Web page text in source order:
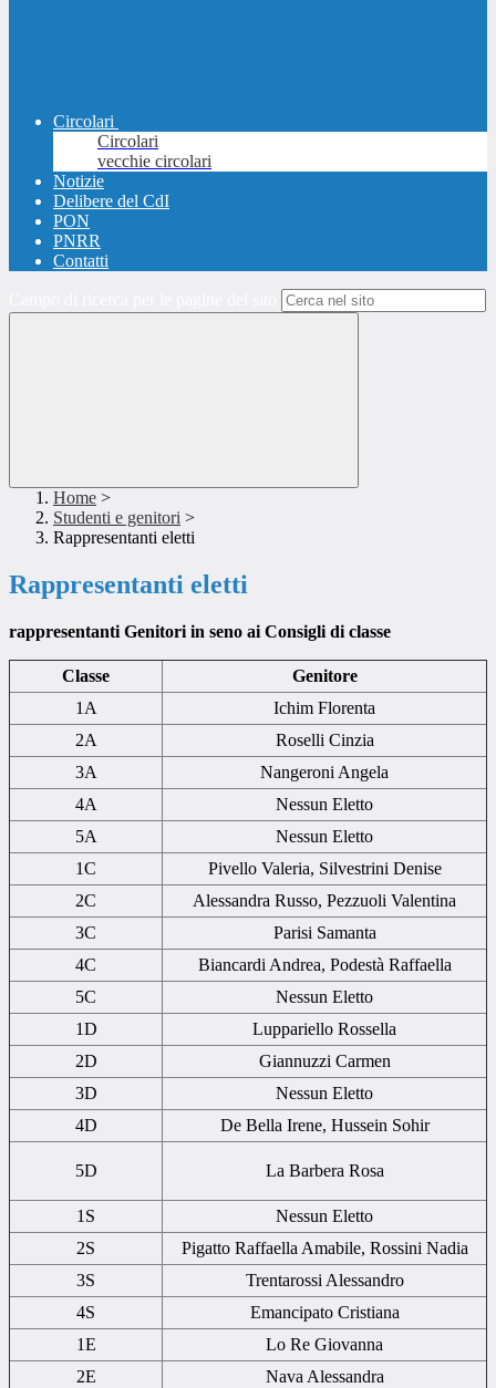
Circolari
Circolari
vecchie circolari
Notizie
Delibere del CdI
PON
PNRR
Contatti
Home >
Studenti e genitori >
Rappresentanti eletti
Rappresentanti eletti
rappresentanti Genitori in seno ai Consigli di classe
Classe
Genitore
1A
Ichim Florenta
2A
Roselli Cinzia
3A
Nangeroni Angela
4A
Nessun Eletto
5A
Nessun Eletto
1C
Pivello Valeria, Silvestrini Denise
2C
Alessandra Russo, Pezzuoli Valentina
3C
Parisi Samanta
4C
Biancardi Andrea, Podestà Raffaella
5C
Nessun Eletto
1D
Luppariello Rossella
2D
Giannuzzi Carmen
3D
Nessun Eletto
4D
De Bella Irene, Hussein Sohir
5D La Barbera Rosa
1S
Nessun Eletto
2S
Pigatto Raffaella Amabile, Rossini Nadia
3S
Trentarossi Alessandro
4S
Emancipato Cristiana
1E
Lo Re Giovanna
2E
Nava Alessandra